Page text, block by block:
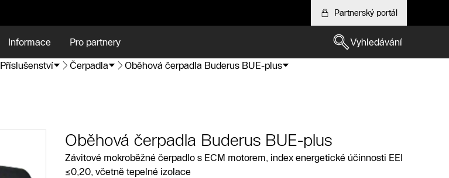
Partnerský portál
Informace Pro partnery
Vyhledávání
Příslušenství Čerpadla Oběhová čerpadla Buderus BUE-plus
Oběhová čerpadla Buderus BUE-plus
Závitové mokroběžné čerpadlo s ECM motorem, index energetické účinnosti EEI
≤0,20, včetně tepelné izolace